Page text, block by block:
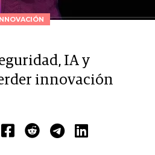
IA y
innovación